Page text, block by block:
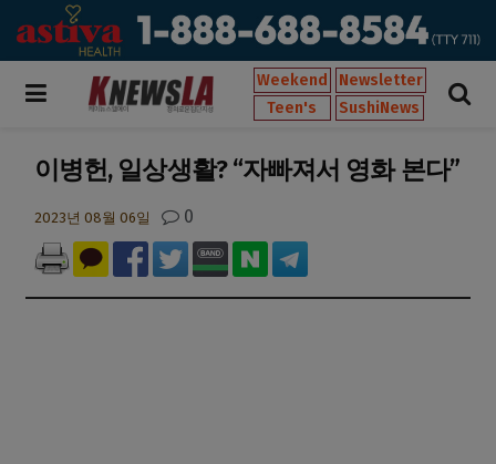
Weekend
Newsletter
Teen's
SushiNews
이병헌, 일상생활? “자빠져서 영화 본다”
2023년 08월 06일 0